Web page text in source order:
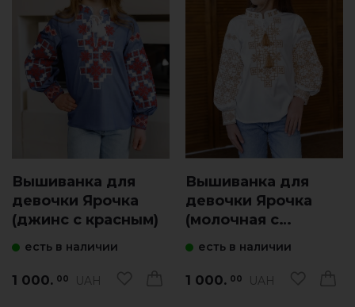
Вышиванка для
девочки Ярочка
(джинс с красным)
есть в наличии
1 000. 00 UAH
Вышиванка для
девочки Ярочка
(молочная с
есть в наличии
1 000. 00 UAH